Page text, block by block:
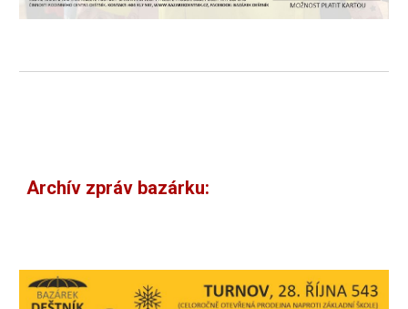
Archív zpráv bazárku: